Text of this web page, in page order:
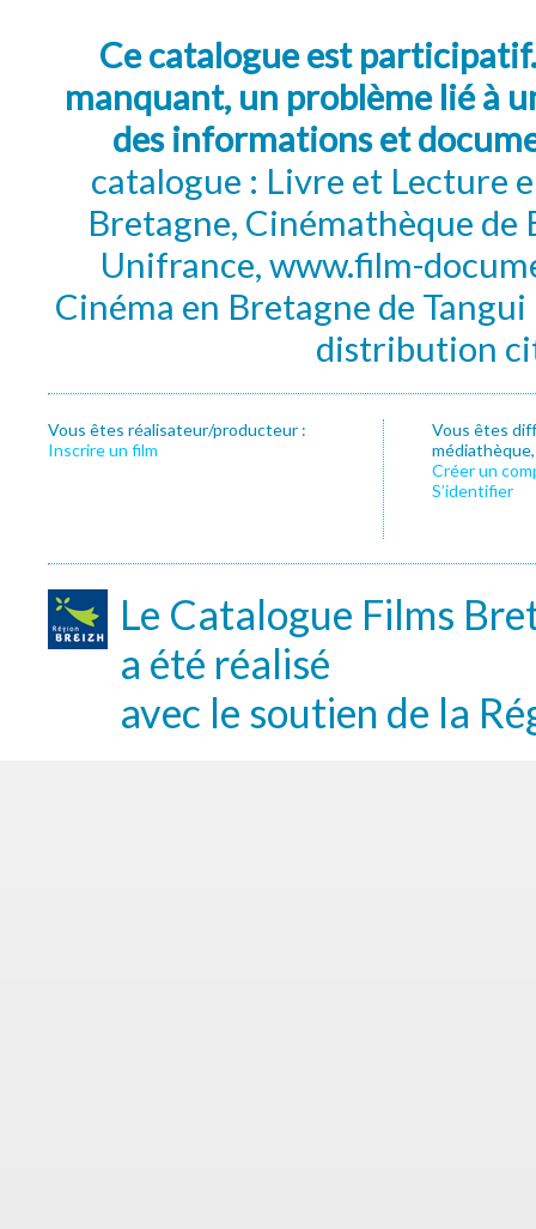
Ce catalogue est
manquant, un problème lié à
des informations et
catalogue : Livre et Lecture
Bretagne, Cinémathèque de
Unifrance, www.film-
Cinéma en Bretagne de
distribution
Vous êtes réalisateur/producteur :
Inscrire un film
Vous êtes
Créer un
S’identifier
Le Catalogue Films
a été réalisé
avec le soutien de la